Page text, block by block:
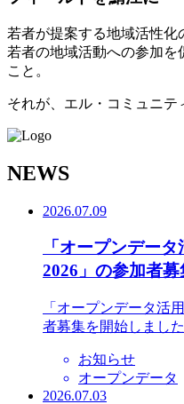
若者が提案する地域活性化
若者の地域活動への参加を
こと。
それが、エル・コミュニテ
NEWS
2026.07.09
「オープンデー
2026」の参加者募
「オープンデータ活
者募集を開始しました
お知らせ
オープンデータ
2026.07.03